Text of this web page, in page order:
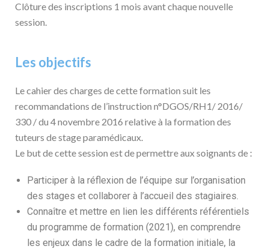
Clôture des inscriptions 1 mois avant chaque nouvelle
session.
Les objectifs
Le cahier des charges de cette formation suit les
recommandations de l’instruction n°DGOS/RH1/ 2016/
330 / du 4 novembre 2016 relative à la formation des
tuteurs de stage paramédicaux.
Le but de cette session est de permettre aux soignants de :
Participer à la réflexion de l’équipe sur l’organisation
des stages et collaborer à l’accueil des stagiaires.
Connaître et mettre en lien les différents référentiels
du programme de formation (2021), en comprendre
les enjeux dans le cadre de la formation initiale, la